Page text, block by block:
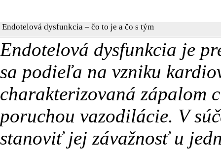
Endotelová dysfunkcia – čo to je a čo s tým
Endotelová dysfunkcia je
sa podieľa na vzniku
charakterizovaná zápalom
poruchou vazodilácie. V
stanoviť jej závažnosť u